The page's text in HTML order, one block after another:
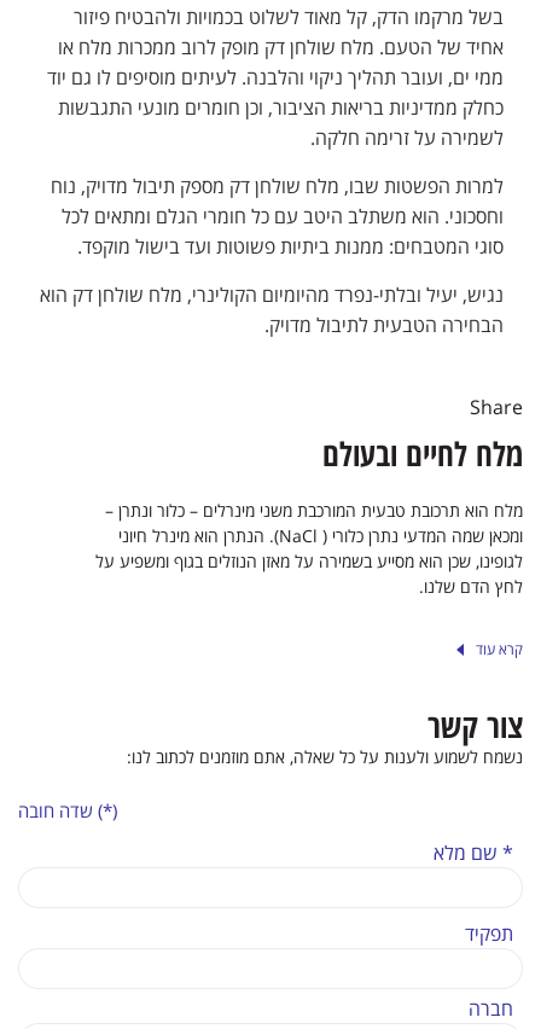
בשל מרקמו הדק, קל מאוד לשלוט בכמויות ולהבטיח פיזור
אחיד של הטעם. מלח שולחן דק מופק לרוב ממכרות מלח או
ממי ים, ועובר תהליך ניקוי והלבנה. לעיתים מוסיפים לו גם יוד
כחלק ממדיניות בריאות הציבור, וכן חומרים מונעי התגבשות
לשמירה על זרימה חלקה.
למרות הפשטות שבו, מלח שולחן דק מספק תיבול מדויק, נוח
וחסכוני. הוא משתלב היטב עם כל חומרי הגלם ומתאים לכל
סוגי המטבחים: ממנות ביתיות פשוטות ועד בישול מוקפד.
נגיש, יעיל ובלתי-נפרד מהיומיום הקולינרי, מלח שולחן דק הוא
הבחירה הטבעית לתיבול מדויק.
Share
מלח לחיים ובעולם
מלח הוא תרכובת טבעית המורכבת משני מינרלים – כלור ונתרן –
ומכאן שמה המדעי נתרן כלורי ( NaCl). הנתרן הוא מינרל חיוני
לגופינו, שכן הוא מסייע בשמירה על מאזן הנוזלים בגוף ומשפיע על
לחץ הדם שלנו.
קרא עוד
צור קשר
נשמח לשמוע ולענות על כל שאלה, אתם מוזמנים לכתוב לנו:
(*) שדה חובה
* שם מלא
תפקיד
חברה